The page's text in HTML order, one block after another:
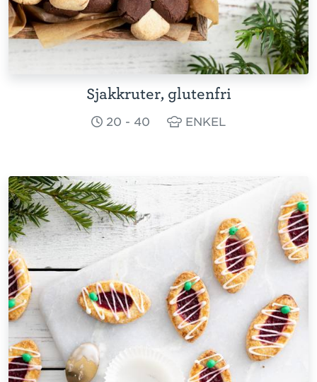
Sjakkruter, glutenfri
20 - 40 ENKEL